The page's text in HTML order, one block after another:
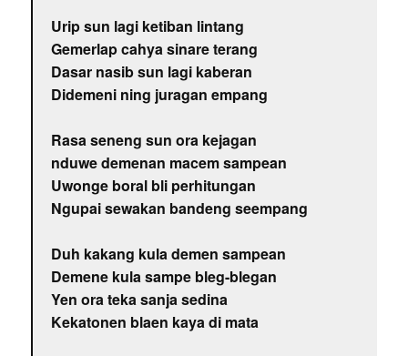
Urip sun lagi ketiban lintang
Gemerlap cahya sinare terang
Dasar nasib sun lagi kaberan
Didemeni ning juragan empang
Rasa seneng sun ora kejagan
nduwe demenan macem sampean
Uwonge boral bli perhitungan
Ngupai sewakan bandeng seempang
Duh kakang kula demen sampean
Demene kula sampe bleg-blegan
Yen ora teka sanja sedina
Kekatonen blaen kaya di mata